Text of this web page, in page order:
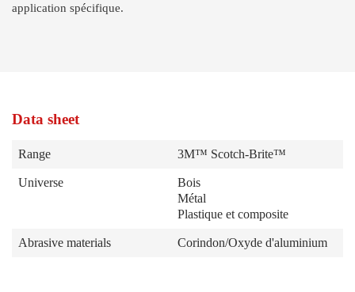
application spécifique.
Data sheet
Range 3M™ Scotch-Brite™
Universe
Bois
Métal
Plastique et composite
Abrasive materials Corindon/Oxyde d'aluminium